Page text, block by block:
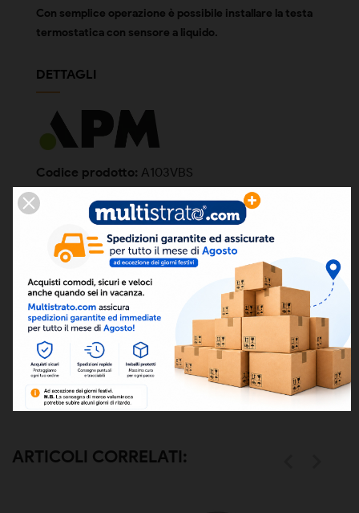
Con semplice operazione è possibile installare la testa
termostatica con sensore a liquido.
DETTAGLI
Codice prodotto: A103VBS
Condizione Nuovo
Codice a barre
ean13 8050000023495
FILES ALLEGATI
SCHEDA TECNICA
Scarica (1.52MB)
ARTICOLI CORRELATI: